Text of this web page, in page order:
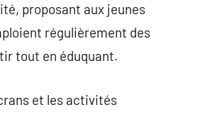
proposant aux jeunes
régulièrement des
tout en éduquant.
et les activités